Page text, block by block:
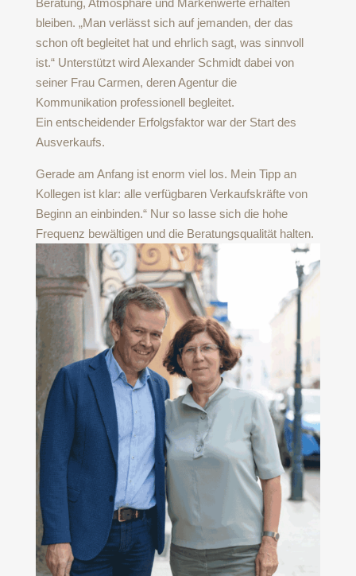
Beratung, Atmosphäre und Markenwerte erhalten
bleiben. „Man verlässt sich auf jemanden, der das
schon oft begleitet hat und ehrlich sagt, was sinnvoll
ist.“ Unterstützt wird Alexander Schmidt dabei von
seiner Frau Carmen, deren Agentur die
Kommunikation professionell begleitet.
Ein entscheidender Erfolgsfaktor war der Start des
Ausverkaufs.
Gerade am Anfang ist enorm viel los. Mein Tipp an
Kollegen ist klar: alle verfügbaren Verkaufskräfte von
Beginn an einbinden.“ Nur so lasse sich die hohe
Frequenz bewältigen und die Beratungsqualität halten.